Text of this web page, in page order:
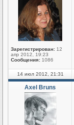
Зарегистрирован: 12
апр 2012, 19:23
Сообщения: 1086
14 июл 2012, 21:31
Axel Bruns